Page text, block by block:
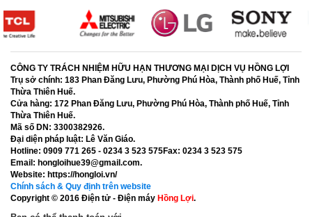
CÔNG TY TRÁCH NHIỆM HỮU HẠN THƯƠNG MẠI DỊCH VỤ HỒNG LỢI
Trụ sở chính: 183 Phan Đăng Lưu, Phường Phú Hòa, Thành phố Huế, Tỉnh
Thừa Thiên Huế.
Cửa hàng: 172 Phan Đăng Lưu, Phường Phú Hòa, Thành phố Huế, Tỉnh
Thừa Thiên Huế.
Mã số DN: 3300382926.
Đại diện pháp luật: Lê Văn Giáo.
Hotline: 0909 771 265 - 0234 3 523 575Fax: 0234 3 523 575
Email: hongloihue39@gmail.com.
Website: https://hongloi.vn/
Chính sách & Quy định trên website
Copyright © 2016 Điện tử - Điện máy Hồng Lợi.